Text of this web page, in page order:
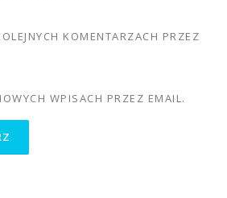
KOMENTARZACH PRZEZ
WPISACH PRZEZ EMAIL.